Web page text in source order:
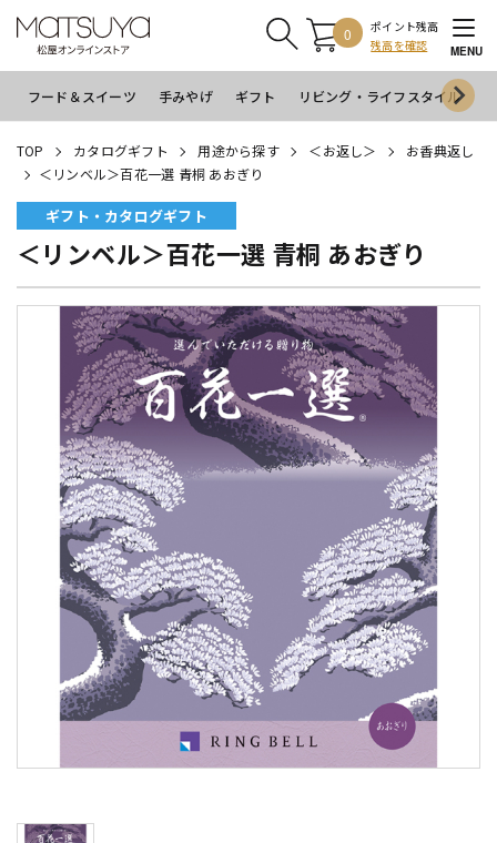
0
ポイント残高
残高を確認
MENU
フード＆スイーツ 手みやげ ギフト リビング・ライフスタイル
TOP カタログギフト 用途から探す ＜お返し＞
お香典返し
＜リンベル＞百花一選 青桐 あおぎり
ギフト・カタログギフト
＜リンベル＞百花一選 青桐 あおぎり